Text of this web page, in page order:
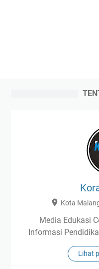
Kota
Media Edukasi
Informasi
Lihat